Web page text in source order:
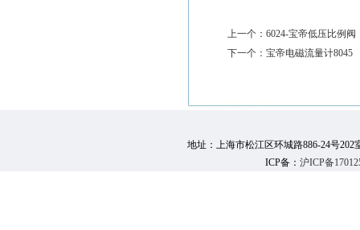
上一个： 6024-宝帝低压比例阀
下一个： 宝帝电磁流量计8045
地址：上海市松江区环城路886-24号202
ICP备： 沪ICP备